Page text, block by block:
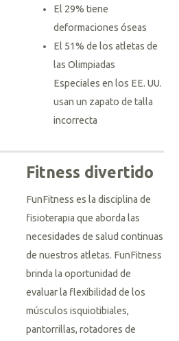
El 29% tiene
deformaciones óseas
El 51% de los atletas de
las Olimpiadas
Especiales en los EE. UU.
usan un zapato de talla
incorrecta
Fitness divertido
FunFitness es la disciplina de
fisioterapia que aborda las
necesidades de salud continuas
de nuestros atletas. FunFitness
brinda la oportunidad de
evaluar la flexibilidad de los
músculos isquiotibiales,
pantorrillas, rotadores de